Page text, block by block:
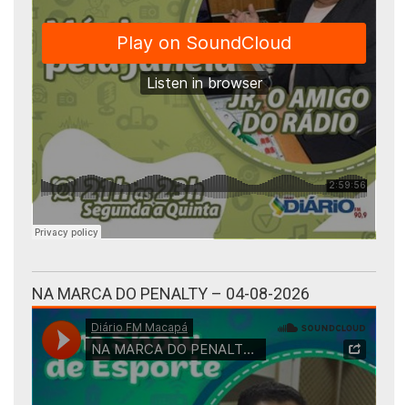
NA MARCA DO PENALTY – 04-08-2026